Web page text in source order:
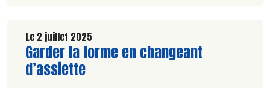
Le 2 juillet 2025
Lire la suite de l'article
Garder la forme en changeant
d’assiette